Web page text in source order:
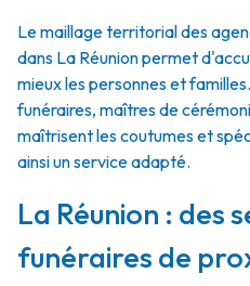
Le maillage territorial des
dans La Réunion permet
mieux les personnes et
funéraires, maîtres de
maîtrisent les coutumes et
ainsi un service adapté.
La Réunion : des
funéraires de